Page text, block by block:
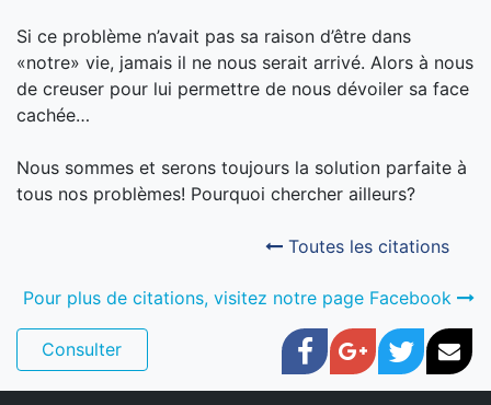
Si ce problème n’avait pas sa raison d’être dans
«notre» vie, jamais il ne nous serait arrivé. Alors à nous
de creuser pour lui permettre de nous dévoiler sa face
cachée…
Nous sommes et serons toujours la solution parfaite à
tous nos problèmes! Pourquoi chercher ailleurs?
Toutes les citations
Pour plus de citations, visitez notre page Facebook
Consulter Facebook
Google+
Twitter